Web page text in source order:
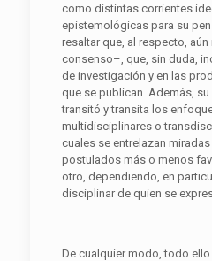
como distintas corrientes
epistemológicas para su
resaltar que, al respecto,
consenso–, que, sin duda,
de investigación y en las
que se publican. Además,
transitó y transita los
multidisciplinares o
cuales se entrelazan
postulados más o menos
otro, dependiendo, en
disciplinar de quien se
De cualquier modo, todo